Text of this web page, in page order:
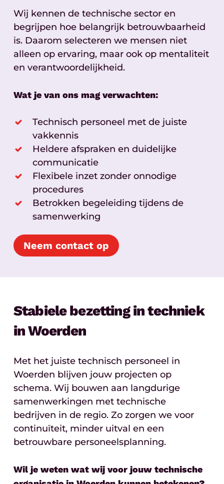
Wij kennen de technische sector en
begrijpen hoe belangrijk betrouwbaarheid
is. Daarom selecteren we mensen niet
alleen op ervaring, maar ook op mentaliteit
en verantwoordelijkheid.
Wat je van ons mag verwachten:
Technisch personeel met de juiste
vakkennis
Heldere afspraken en duidelijke
communicatie
Flexibele inzet zonder onnodige
procedures
Betrokken begeleiding tijdens de
samenwerking
Neem contact op
Stabiele bezetting in techniek
in Woerden
Met het juiste technisch personeel in
Woerden blijven jouw projecten op
schema. Wij bouwen aan langdurige
samenwerkingen met technische
bedrijven in de regio. Zo zorgen we voor
continuïteit, minder uitval en een
betrouwbare personeelsplanning.
Wil je weten wat wij voor jouw technische